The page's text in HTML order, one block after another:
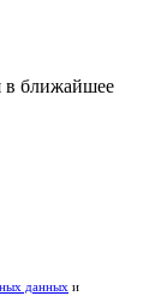
в ближайшее
данных и